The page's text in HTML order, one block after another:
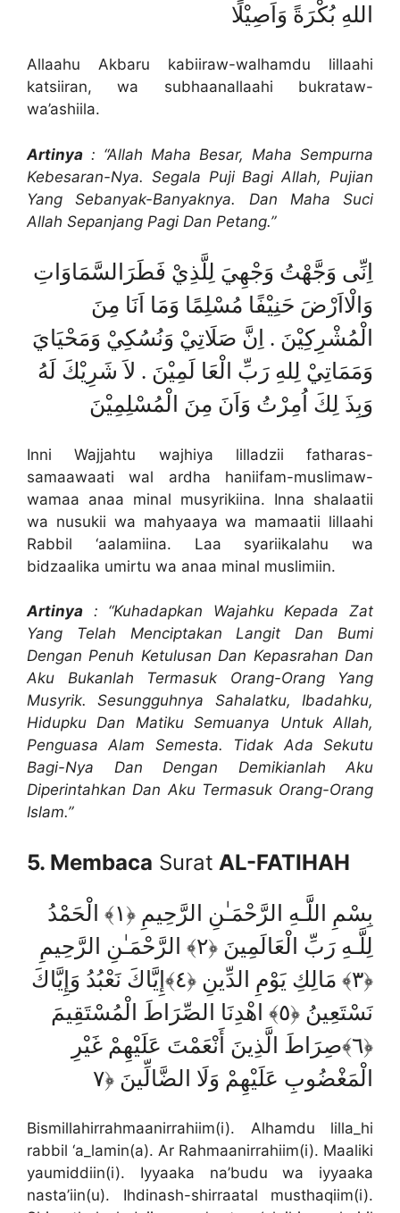
اللهِ بُكْرَةً وَاَصِيْلًا
Allaahu Akbaru kabiiraw-walhamdu lillaahi
katsiiran, wa subhaanallaahi bukrataw-
wa’ashiila.
Artinya : “Allah Maha Besar, Maha Sempurna
Kebesaran-Nya. Segala Puji Bagi Allah, Pujian
Yang Sebanyak-Banyaknya. Dan Maha Suci
Allah Sepanjang Pagi Dan Petang.”
اِنِّى وَجَّهْتُ وَجْهِيَ لِلَّذِيْ فَطَرَالسَّمَاوَاتِ
وَالْااَرْضَ حَنِيْفًا مُسْلِمًا وَمَا اَنَا مِنَ
الْمُشْرِكِيْنَ . اِنَّ صَلَاتِيْ وَنُسُكِيْ وَمَحْيَايَ
وَمَمَاتِيْ لِلهِ رَبِّ الْعَا لَمِيْنَ . لاَ شَرِيْكَ لَهُ
وَبِذَ لِكَ اُمِرْتُ وَاَنَ مِنَ الْمُسْلِمِيْنَ
Inni Wajjahtu wajhiya lilladzii fatharas-
samaawaati wal ardha haniifam-muslimaw-
wamaa anaa minal musyrikiina. Inna shalaatii
wa nusukii wa mahyaaya wa mamaatii lillaahi
Rabbil ‘aalamiina. Laa syariikalahu wa
bidzaalika umirtu wa anaa minal muslimiin.
Artinya : “Kuhadapkan Wajahku Kepada Zat
Yang Telah Menciptakan Langit Dan Bumi
Dengan Penuh Ketulusan Dan Kepasrahan Dan
Aku Bukanlah Termasuk Orang-Orang Yang
Musyrik. Sesungguhnya Sahalatku, Ibadahku,
Hidupku Dan Matiku Semuanya Untuk Allah,
Penguasa Alam Semesta. Tidak Ada Sekutu
Bagi-Nya Dan Dengan Demikianlah Aku
Diperintahkan Dan Aku Termasuk Orang-Orang
Islam.”
5. Membaca Surat AL-FATIHAH
بِسْمِ اللَّـهِ الرَّحْمَـٰنِ الرَّحِيمِ ﴿١﴾ الْحَمْدُ
لِلَّـهِ رَبِّ الْعَالَمِينَ ﴿٢﴾ الرَّحْمَـٰنِ الرَّحِيمِ
﴿٣﴾ مَالِكِ يَوْمِ الدِّينِ ﴿٤﴾إِيَّاكَ نَعْبُدُ وَإِيَّاكَ
نَسْتَعِينُ ﴿٥﴾ اهْدِنَا الصِّرَاطَ الْمُسْتَقِيمَ
﴿٦﴾صِرَاطَ الَّذِينَ أَنْعَمْتَ عَلَيْهِمْ غَيْرِ
الْمَغْضُوبِ عَلَيْهِمْ وَلَا الضَّالِّينَ ﴿٧
Bismillahirrahmaanirrahiim(i). Alhamdu lilla_hi
rabbil ‘a_lamin(a). Ar Rahmaanirrahiim(i). Maaliki
yaumiddiin(i). Iyyaaka na’budu wa iyyaaka
nasta’iin(u). Ihdinash-shirraatal musthaqiim(i).